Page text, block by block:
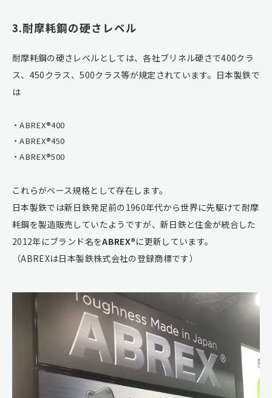
3.耐摩耗鋼の硬さレベル
耐摩耗鋼の硬さレベルとしては、各社ブリネル硬さで400クラ
ス、450クラス、500クラス等が規定されています。日本製鉄で
は
ABREX®400
ABREX®450
ABREX®500
これらがベース規格として存在します。
日本製鉄では新日鉄発足前の1960年代から世界に先駆けて耐摩
耗鋼を製造販売していたようですが、新日鉄と住金が統合した
2012年にブランド名をABREX®に更新しています。
（ABREXは日本製鉄株式会社の登録商標です）